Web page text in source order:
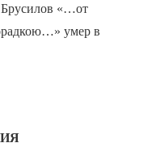
Брусилов «…от
умер в